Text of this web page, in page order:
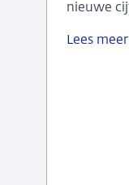
nieuwe
Lees meer